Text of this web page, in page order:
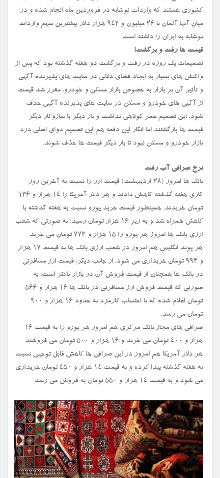
کشوری هستند که واردات نوشابه در فروردین ماه انجام شده و در
میان آنها آلمان با ۲۶ میلیون و ۹۴۲ هزار دلار بیشترین سهم واردات
نوشابه به ایران را داشته است.
قیمت ها رفت و برگشت!
تصمیمات یک روزه در رفت و برگشت دو هفته گذشته بود که پس از
واکنش های بسیار به ایجاد فضای دلالی در سایت های پذیرنده آگهی
و تأثیر آن بر بازار به خصوص بازار مسکن و خودرو، مقرر شد قیمت
از آگهی های خودرو و مسکن در سایت های پذیرنده آگهی حذف
شود، این تصمیم عمر کوتاهی نداشت و بار دیگر با سازوکار دیگر
قیمت ها بازگشتند اما انگار این دفعه هم این تصمیم دوای اصلی درد
بازار خودرو و مسکن نبود تا بار دیگر قیمت ها حذف شوند.
نرخ صرافی آب رفت
بانک ها امروز (۲۸ اردیبهشت) قیمت ارز را نسبت به آخرین روز
کاری هفته گذشته کاهش دادند و هر دلار آمریکا را ۱۴ هزار و ۱۳۶
تومان خریدند. همینطور قیمت خرید یورو نسبت به هفته گذشته با
کاهش همراه شد و به زیر ۱۶ هزار تومان رسید؛ به صورتی که شعب
ارزی بانک ها امروز هر یورو را ۱۵ هزار و ۷۷۳ تومان می خرند.
هر پوند انگلیس هم امروز در شعب ارزی بانک ها به قیمت ۱۷ هزار
و ۹۹۳ تومان خریداری می شود. از جانب دیگر، قیمت ارز مسافرتی
در بانک ها همچنان از قیمت فروش آن در بازار بالاتر است؛ به
صورتی که قیمت فروش ارز مسافرتی در بانک ها ۱۶ هزار و ۵۶۶
تومان اعلام شده که با احتساب کارمزد به حدود ۱۶ هزار و ۹۰۰
تومان می رسد.
صرافی های مجاز بانک مرکزی هم امروز هر یورو را به قیمت ۱۶
هزار و ۴۰۰ تومان می خرند و ۱۶ هزار و ۵۰۰ تومان می فروشند.
هر دلار آمریکا هم امروز در این صرافی ها کاهش قابل توجهی نسبت
به هفته گذشته پیدا کرده و به قیمت ۱۴ هزار و ۴۵۰ تومان خریداری
می شود و به قیمت ۱۴ هزار و ۵۵۰ تومان به فروش می رسد.